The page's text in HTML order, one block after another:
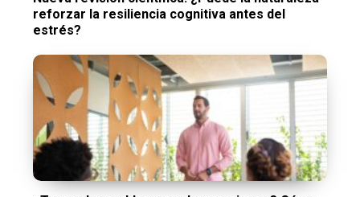
reforzar la resiliencia cognitiva antes del
estrés?